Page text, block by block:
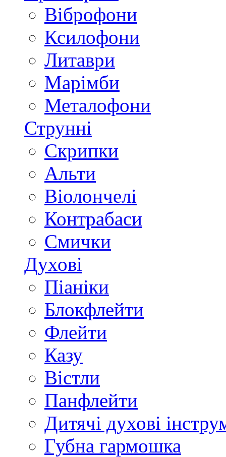
Віброфони
Ксилофони
Литаври
Марімби
Металофони
Струнні
Скрипки
Альти
Віолончелі
Контрабаси
Смички
Духові
Піаніки
Блокфлейти
Флейти
Казу
Вістли
Панфлейти
Дитячі духові
Губна гармошка